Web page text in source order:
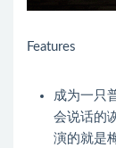
Features
成为一只
会说话的
演的就是